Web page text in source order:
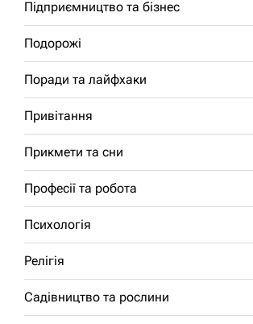
Підприємництво та бізнес
Подорожі
Поради та лайфхаки
Привітання
Прикмети та сни
Професії та робота
Психологія
Релігія
Садівництво та рослини